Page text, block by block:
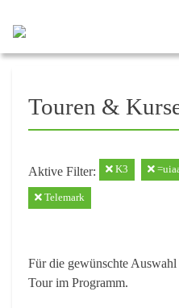
Touren &
Aktive Filter: K3
Telemark
Für die gewünschte
Tour im Programm.